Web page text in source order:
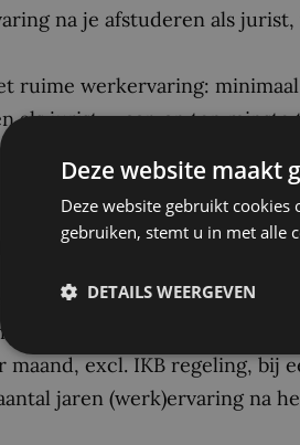
na je afstuderen als
ruime werkervaring:
als jurist, waarvan ten
als werkgever verwachten?
conform
een salaris dat kan variëren
maand, excl. IKB regeling, bij
jaren (werk)ervaring na
Deze website maakt
Deze website gebruikt
gebruiken, stemt u in met alle
DETAILS WEERGEVEN